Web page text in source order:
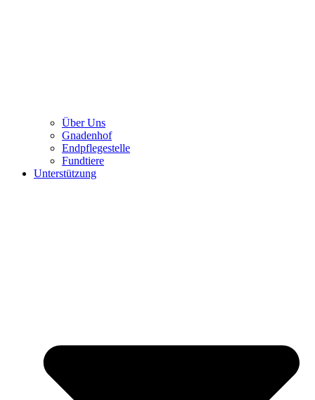
Über Uns
Gnadenhof
Endpflegestelle
Fundtiere
Unterstützung